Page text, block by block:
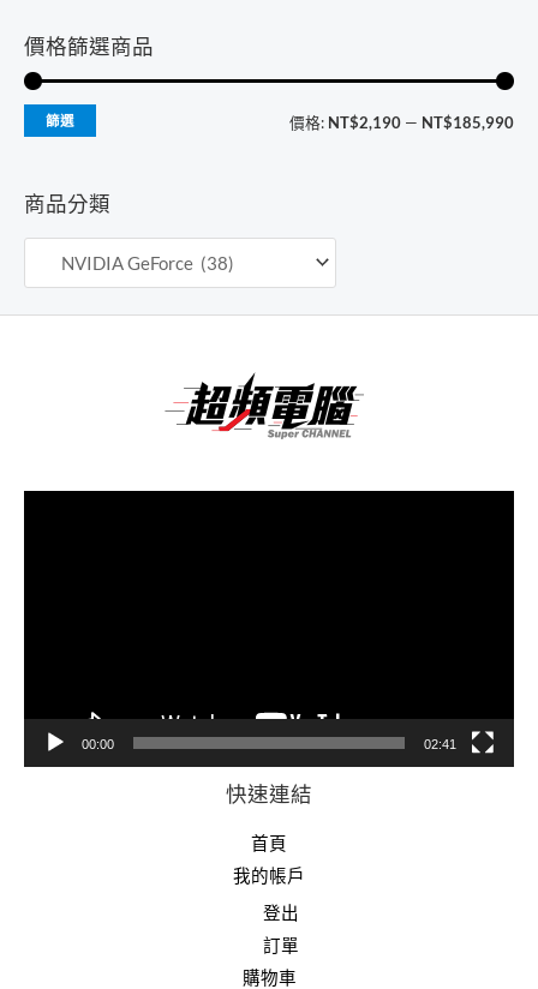
價格篩選商品
最
最
篩選 價格: NT$2,190 — NT$185,990
商品分類
00:00 02:41
快速連結
首頁
我的帳戶
登出
訂單
購物車